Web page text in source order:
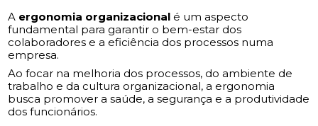
A ergonomia organizacional é um aspecto
fundamental para garantir o bem-estar dos
colaboradores e a eficiência dos processos numa
empresa.
Ao focar na melhoria dos processos, do ambiente de
trabalho e da cultura organizacional, a ergonomia
busca promover a saúde, a segurança e a produtividade
dos funcionários.